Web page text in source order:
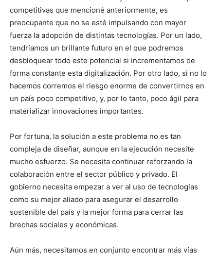
competitivas que mencioné anteriormente, es
preocupante que no se esté impulsando con mayor
fuerza la adopción de distintas tecnologías. Por un lado,
tendríamos un brillante futuro en el que podremos
desbloquear todo este potencial si incrementamos de
forma constante esta digitalización. Por otro lado, si no lo
hacemos corremos el riesgo enorme de convertirnos en
un país poco competitivo, y, por lo tanto, poco ágil para
materializar innovaciones importantes.
Por fortuna, la solución a este problema no es tan
compleja de diseñar, aunque en la ejecución necesite
mucho esfuerzo. Se necesita continuar reforzando la
colaboración entre el sector público y privado. El
gobierno necesita empezar a ver al uso de tecnologías
como su mejor aliado para asegurar el desarrollo
sostenible del país y la mejor forma para cerrar las
brechas sociales y económicas.
Aún más, necesitamos en conjunto encontrar más vías